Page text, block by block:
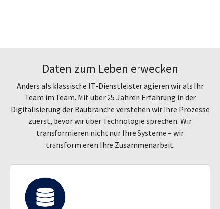
Daten zum Leben erwecken
Anders als klassische IT-Dienstleister agieren wir als Ihr
Team im Team. Mit über 25 Jahren Erfahrung in der
Digitalisierung der Baubranche verstehen wir Ihre Prozesse
zuerst, bevor wir über Technologie sprechen. Wir
transformieren nicht nur Ihre Systeme – wir
transformieren Ihre Zusammenarbeit.